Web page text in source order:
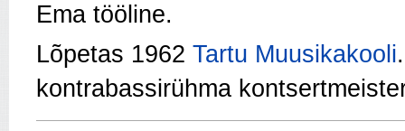
Ema tööline.
Lõpetas 1962 Tartu Muusikakooli
kontrabassirühma